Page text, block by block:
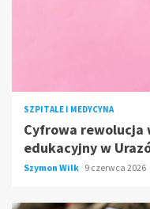
SZPITALE I MEDYCYNA
Cyfrowa rewolucja
edukacyjny w
Szymon Wilk 9 czerwca 2026